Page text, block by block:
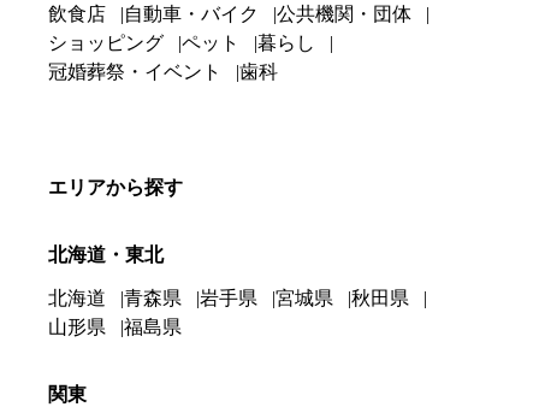
飲食店
自動車・バイク
公共機関・団体
ショッピング
ペット
暮らし
冠婚葬祭・イベント
歯科
エリアから探す
北海道・東北
北海道 青森県 岩手県 宮城県
秋田県
山形県
福島県
関東